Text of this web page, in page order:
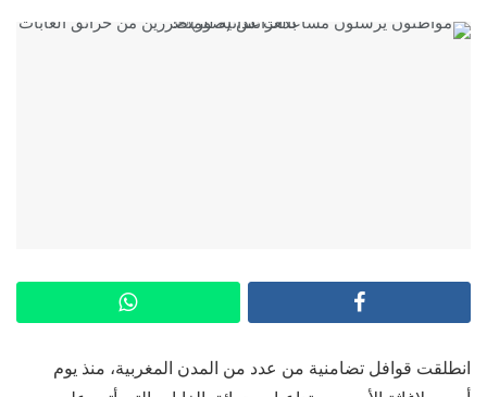
انطلقت قوافل تضامنية من عدد من المدن المغربية، منذ يوم